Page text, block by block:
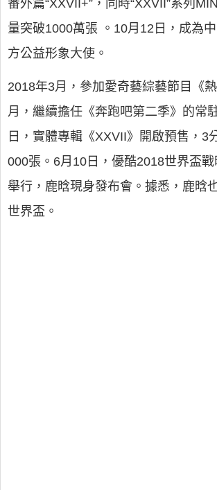
番外篇“XXVII+”，同時“XXVII”系列
量突破1000萬張 。10月12日，成為
方公益形象大使。
2018年3月，參加愛奇藝綜藝節目《
月，繼續擔任《奔跑吧第二季》的常
日，實體專輯《XXVII》開啟預售，3
000張。6月10日，優酷2018世界盃
舉行，鹿晗現身發布會。據悉，鹿晗
世界盃。